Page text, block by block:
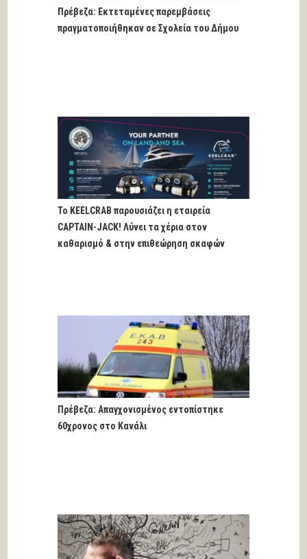
Πρέβεζα: Εκτεταμένες παρεμβάσεις
πραγματοποιήθηκαν σε Σχολεία του Δήμου
Το KEELCRAB παρουσιάζει η εταιρεία
CAPTAIN-JACK! Λύνει τα χέρια στον
καθαρισμό & στην επιθεώρηση σκαφών
Πρέβεζα: Απαγχονισμένος εντοπίστηκε
60χρονος στο Κανάλι